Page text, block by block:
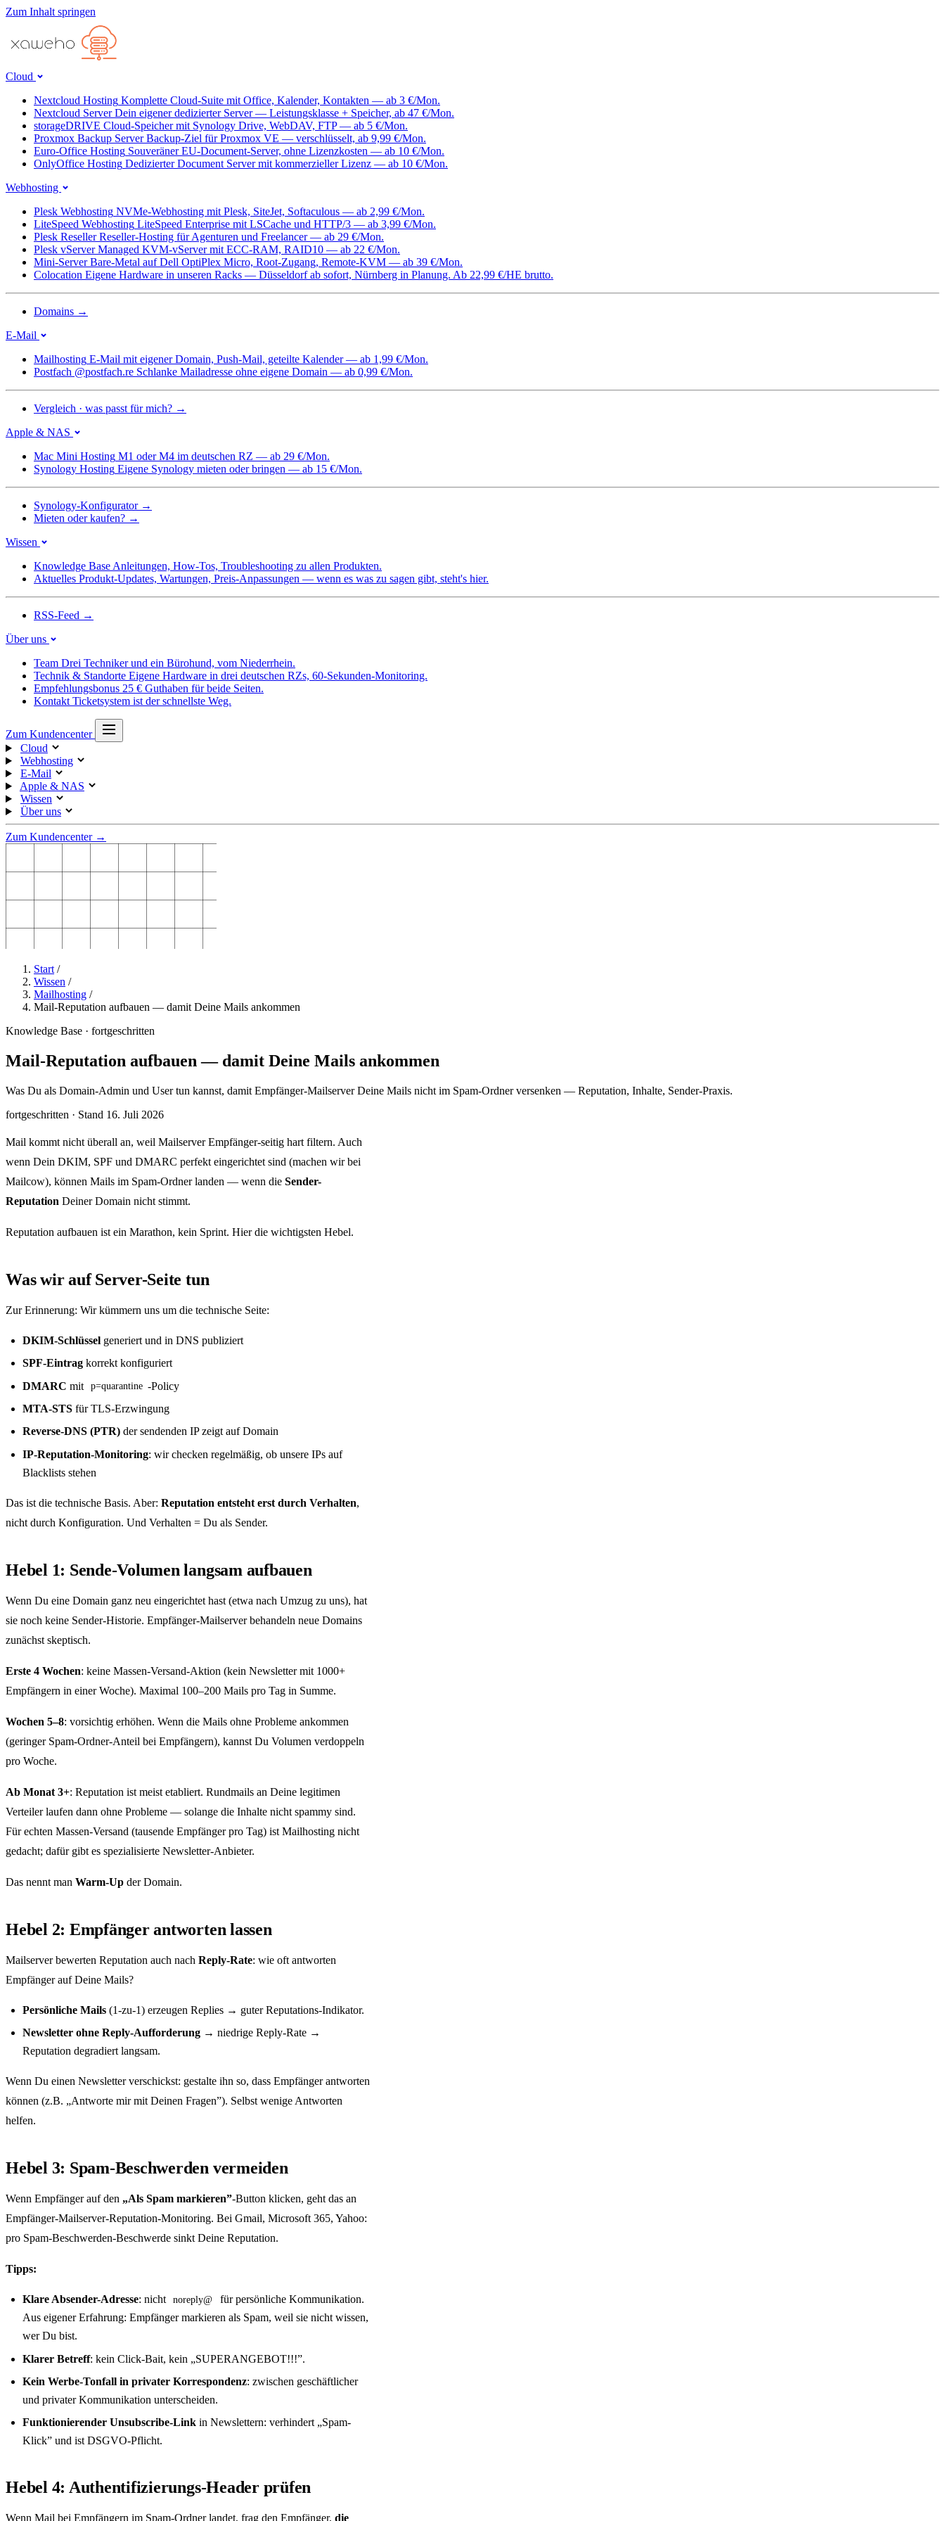
Zum Inhalt springen
Cloud
Nextcloud Hosting Komplette Cloud-Suite mit Office, Kalender, Kontakten — ab 3 €/Mon.
Nextcloud Server Dein eigener dedizierter Server — Leistungsklasse + Speicher, ab 47 €/Mon.
storageDRIVE Cloud-Speicher mit Synology Drive, WebDAV, FTP — ab 5 €/Mon.
Proxmox Backup Server Backup-Ziel für Proxmox VE — verschlüsselt, ab 9,99 €/Mon.
Euro-Office Hosting Souveräner EU-Document-Server, ohne Lizenzkosten — ab 10 €/Mon.
OnlyOffice Hosting Dedizierter Document Server mit kommerzieller Lizenz — ab 10 €/Mon.
Webhosting
Plesk Webhosting NVMe-Webhosting mit Plesk, SiteJet, Softaculous — ab 2,99 €/Mon.
LiteSpeed Webhosting LiteSpeed Enterprise mit LSCache und HTTP/3 — ab 3,99 €/Mon.
Plesk Reseller Reseller-Hosting für Agenturen und Freelancer — ab 29 €/Mon.
Plesk vServer Managed KVM-vServer mit ECC-RAM, RAID10 — ab 22 €/Mon.
Mini-Server Bare-Metal auf Dell OptiPlex Micro, Root-Zugang, Remote-KVM — ab 39 €/Mon.
Colocation Eigene Hardware in unseren Racks — Düsseldorf ab sofort, Nürnberg in Planung. Ab 22,99 €/HE brutto.
Domains →
E-Mail
Mailhosting E-Mail mit eigener Domain, Push-Mail, geteilte Kalender — ab 1,99 €/Mon.
Postfach @postfach.re Schlanke Mailadresse ohne eigene Domain — ab 0,99 €/Mon.
Vergleich · was passt für mich? →
Apple & NAS
Mac Mini Hosting M1 oder M4 im deutschen RZ — ab 29 €/Mon.
Synology Hosting Eigene Synology mieten oder bringen — ab 15 €/Mon.
Synology-Konfigurator →
Mieten oder kaufen? →
Wissen
Knowledge Base Anleitungen, How-Tos, Troubleshooting zu allen Produkten.
Aktuelles Produkt-Updates, Wartungen, Preis-Anpassungen — wenn es was zu sagen gibt, steht's hier.
RSS-Feed →
Über uns
Team Drei Techniker und ein Bürohund, vom Niederrhein.
Technik & Standorte Eigene Hardware in drei deutschen RZs, 60-Sekunden-Monitoring.
Empfehlungsbonus 25 € Guthaben für beide Seiten.
Kontakt Ticketsystem ist der schnellste Weg.
Zum Kundencenter
Cloud
Webhosting
E-Mail
Apple & NAS
Wissen
Über uns
Zum Kundencenter →
Start /
Wissen /
Mailhosting /
Mail-Reputation aufbauen — damit Deine Mails ankommen
Knowledge Base · fortgeschritten
Mail-Reputation aufbauen — damit Deine Mails ankommen
Was Du als Domain-Admin und User tun kannst, damit Empfänger-Mailserver Deine Mails nicht im Spam-Ordner versenken — Reputation, Inhalte, Sender-Praxis.
fortgeschritten · Stand 16. Juli 2026
Mail kommt nicht überall an, weil Mailserver Empfänger-seitig hart filtern. Auch
wenn Dein DKIM, SPF und DMARC perfekt eingerichtet sind (machen wir bei
Mailcow), können Mails im Spam-Ordner landen — wenn die Sender-
Reputation Deiner Domain nicht stimmt.
Reputation aufbauen ist ein Marathon, kein Sprint. Hier die wichtigsten Hebel.
Was wir auf Server-Seite tun
Zur Erinnerung: Wir kümmern uns um die technische Seite:
DKIM-Schlüssel generiert und in DNS publiziert
SPF-Eintrag korrekt konfiguriert
DMARC mit p=quarantine -Policy
MTA-STS für TLS-Erzwingung
Reverse-DNS (PTR) der sendenden IP zeigt auf Domain
IP-Reputation-Monitoring: wir checken regelmäßig, ob unsere IPs auf
Blacklists stehen
Das ist die technische Basis. Aber: Reputation entsteht erst durch Verhalten,
nicht durch Konfiguration. Und Verhalten = Du als Sender.
Hebel 1: Sende-Volumen langsam aufbauen
Wenn Du eine Domain ganz neu eingerichtet hast (etwa nach Umzug zu uns), hat
sie noch keine Sender-Historie. Empfänger-Mailserver behandeln neue Domains
zunächst skeptisch.
Erste 4 Wochen: keine Massen-Versand-Aktion (kein Newsletter mit 1000+
Empfängern in einer Woche). Maximal 100–200 Mails pro Tag in Summe.
Wochen 5–8: vorsichtig erhöhen. Wenn die Mails ohne Probleme ankommen
(geringer Spam-Ordner-Anteil bei Empfängern), kannst Du Volumen verdoppeln
pro Woche.
Ab Monat 3+: Reputation ist meist etabliert. Rundmails an Deine legitimen
Verteiler laufen dann ohne Probleme — solange die Inhalte nicht spammy sind.
Für echten Massen-Versand (tausende Empfänger pro Tag) ist Mailhosting nicht
gedacht; dafür gibt es spezialisierte Newsletter-Anbieter.
Das nennt man Warm-Up der Domain.
Hebel 2: Empfänger antworten lassen
Mailserver bewerten Reputation auch nach Reply-Rate: wie oft antworten
Empfänger auf Deine Mails?
Persönliche Mails (1-zu-1) erzeugen Replies → guter Reputations-Indikator.
Newsletter ohne Reply-Aufforderung → niedrige Reply-Rate →
Reputation degradiert langsam.
Wenn Du einen Newsletter verschickst: gestalte ihn so, dass Empfänger antworten
können (z.B. „Antworte mir mit Deinen Fragen”). Selbst wenige Antworten
helfen.
Hebel 3: Spam-Beschwerden vermeiden
Wenn Empfänger auf den „Als Spam markieren”-Button klicken, geht das an
Empfänger-Mailserver-Reputation-Monitoring. Bei Gmail, Microsoft 365, Yahoo:
pro Spam-Beschwerden-Beschwerde sinkt Deine Reputation.
Tipps:
Klare Absender-Adresse: nicht noreply@
für persönliche Kommunikation.
Aus eigener Erfahrung: Empfänger markieren als Spam, weil sie nicht wissen,
wer Du bist.
Klarer Betreff: kein Click-Bait, kein „SUPERANGEBOT!!!”.
Kein Werbe-Tonfall in privater Korrespondenz: zwischen geschäftlicher
und privater Kommunikation unterscheiden.
Funktionierender Unsubscribe-Link in Newslettern: verhindert „Spam-
Klick” und ist DSGVO-Pflicht.
Hebel 4: Authentifizierungs-Header prüfen
Wenn Mail bei Empfängern im Spam-Ordner landet, frag den Empfänger, die